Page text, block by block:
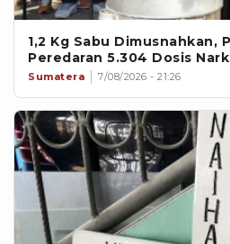
1,2 Kg Sabu Dimusnahkan,
Peredaran 5.304 Dosis
Sumatera 7/08/2026 - 21:26